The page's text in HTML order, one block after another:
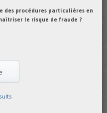
des procédures particulières en
le risque de fraude ?